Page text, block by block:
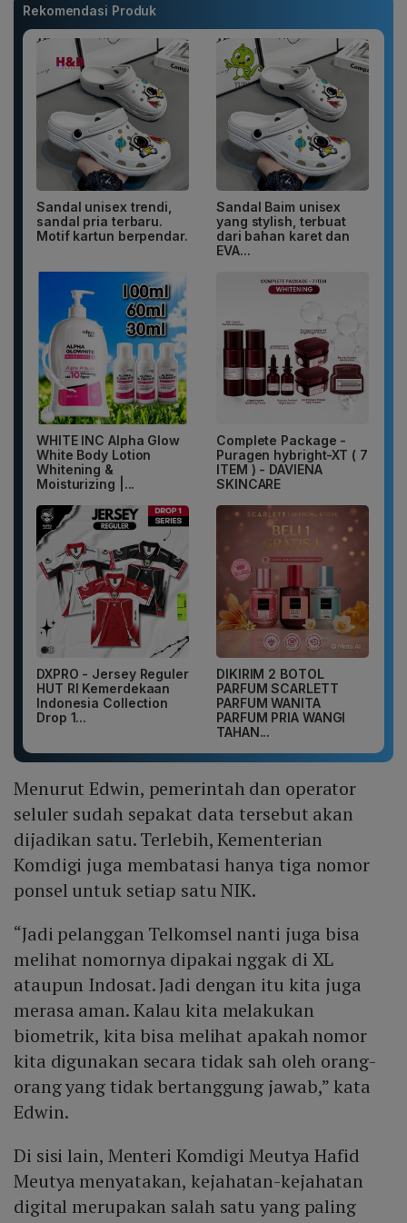
Rekomendasi Produk
Sandal unisex trendi,
sandal pria terbaru.
Motif kartun berpendar.
Sandal Baim unisex
yang stylish, terbuat
dari bahan karet dan
EVA...
WHITE INC Alpha Glow
White Body Lotion
Whitening &
Moisturizing |...
Complete Package -
Puragen hybright-XT ( 7
ITEM ) - DAVIENA
SKINCARE
DXPRO - Jersey Reguler
HUT RI Kemerdekaan
Indonesia Collection
Drop 1...
DIKIRIM 2 BOTOL
PARFUM SCARLETT
PARFUM WANITA
PARFUM PRIA WANGI
TAHAN...
Menurut Edwin, pemerintah dan operator
seluler sudah sepakat data tersebut akan
dijadikan satu. Terlebih, Kementerian
Komdigi juga membatasi hanya tiga nomor
ponsel untuk setiap satu NIK.
“Jadi pelanggan Telkomsel nanti juga bisa
melihat nomornya dipakai nggak di XL
ataupun Indosat. Jadi dengan itu kita juga
merasa aman. Kalau kita melakukan
biometrik, kita bisa melihat apakah nomor
kita digunakan secara tidak sah oleh orang-
orang yang tidak bertanggung jawab,” kata
Edwin.
Di sisi lain, Menteri Komdigi Meutya Hafid
Meutya menyatakan, kejahatan-kejahatan
digital merupakan salah satu yang paling